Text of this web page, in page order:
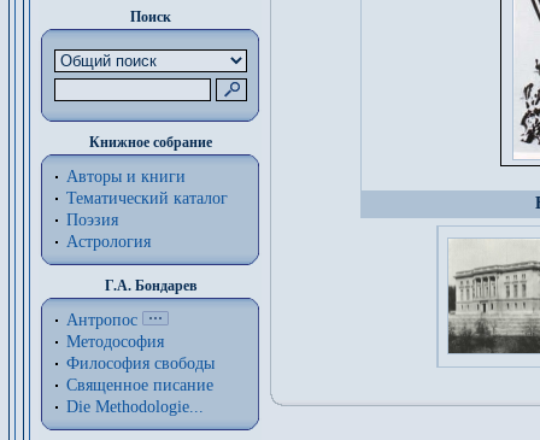
Поиск
Книжное собрание
Авторы и книги
Тематический каталог
Поэзия
Астрология
Г.А. Бондарев
Антропос
Методософия
Философия cвободы
Священное писание
Die Methodologie...